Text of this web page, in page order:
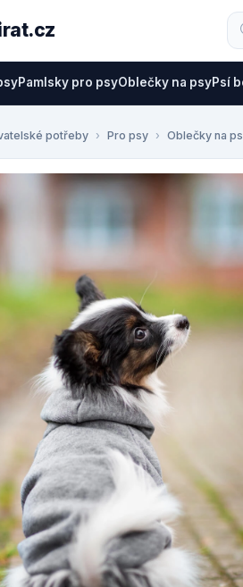
Pamlsky pro psyOblečky na psyPsí
potřeby Pro psy Oblečky na